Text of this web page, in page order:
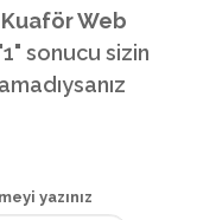
Web
sonucu sizin
yazınız